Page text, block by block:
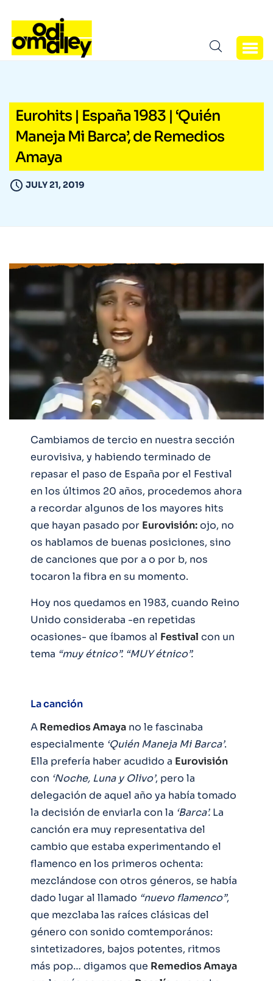
Eurohits | España 1983 | ‘Quién
Maneja Mi Barca’, de Remedios
Amaya
JULY 21, 2019
Cambiamos de tercio en nuestra sección
eurovisiva, y habiendo terminado de
repasar el paso de España por el Festival
en los últimos 20 años, procedemos ahora
a recordar algunos de los mayores hits
que hayan pasado por Eurovisión:ojo, no
os hablamos de buenas posiciones, sino
de canciones que por a o por b, nos
tocaron la fibra en su momento.
Hoy nos quedamos en 1983, cuando Reino
Unido consideraba -en repetidas
ocasiones- que íbamos al Festival con un
tema “muy étnico”. “MUY étnico”.
La canción
ARemedios Amaya no le fascinaba
especialmente ‘Quién Maneja Mi Barca’.
Ella prefería haber acudido a Eurovisión
con ‘Noche, Luna y Olivo’, pero la
delegación de aquel año ya había tomado
la decisión de enviarla con la ‘Barca’. La
canción era muy representativa del
cambio que estaba experimentando el
flamenco en los primeros ochenta:
mezclándose con otros géneros, se había
dado lugar al llamado “nuevo flamenco”,
que mezclaba las raíces clásicas del
género con sonido comtemporános:
sintetizadores, bajos potentes, ritmos
más pop… digamos que Remedios Amaya